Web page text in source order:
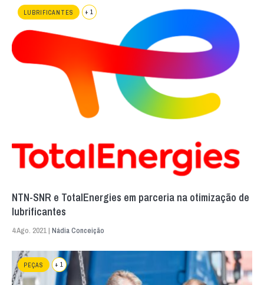
LUBRIFICANTES + 1
NTN-SNR e TotalEnergies em parceria na otimização de
lubrificantes
4 Ago. 2021 | Nádia Conceição
PEÇAS + 1